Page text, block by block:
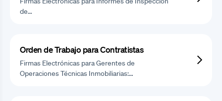
de…
Orden de Trabajo para Contratistas
Firmas Electrónicas para Gerentes de
Operaciones Técnicas Inmobiliarias:…